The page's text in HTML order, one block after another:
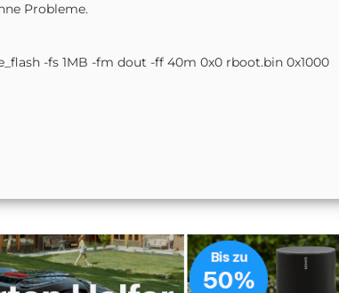
Probleme.
-fs 1MB -fm dout -ff 40m 0x0 rboot.bin 0x1000